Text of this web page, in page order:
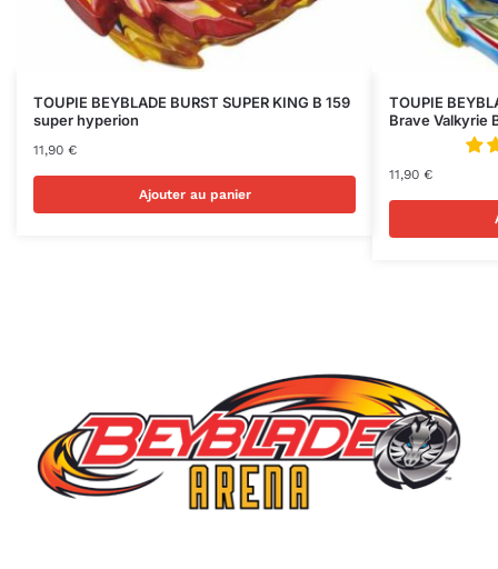
TOUPIE BEYBLADE BURST SUPER KING B 159
super hyperion
11,90 €
Ajouter au panier
TOUPIE
Brave Valkyrie
11,90 €